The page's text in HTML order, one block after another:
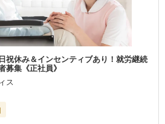
祝休み＆インセンティブあり！就労継続
募集《正社員》
ス